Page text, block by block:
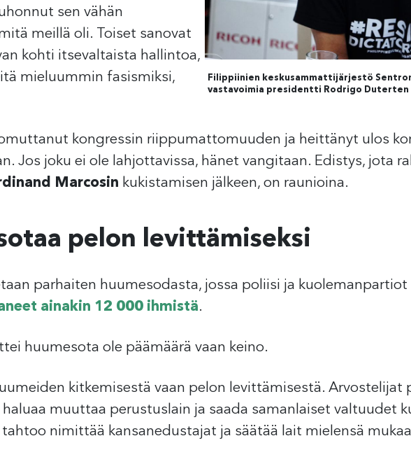
Filippiinien keskusammattijärjestö
vastavoimia presidentti Rodrigo
sen vähän
meillä oli. Toiset sanovat
kohti itsevaltaista hallintoa,
mieluummin fasismiksi,
kongressin riippumattomuuden ja heittänyt ulos
Jos joku ei ole lahjottavissa, hänet vangitaan. Edistys, jota
Marcosin kukistamisen jälkeen, on raunioina.
pelon levittämiseksi
parhaiten huumesodasta, jossa poliisi ja
ainakin 12 000 ihmistä.
huumesota ole päämäärä vaan keino.
kitkemisestä vaan pelon levittämisestä. Arvostelijat
haluaa muuttaa perustuslain ja saada samanlaiset valtuudet
tahtoo nimittää kansanedustajat ja säätää lait mielensä